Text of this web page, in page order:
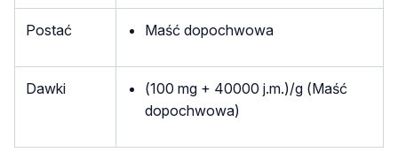
Postać Maść dopochwowa
Dawki
(100 mg + 40000 j.m.)/g (Maść
dopochwowa)